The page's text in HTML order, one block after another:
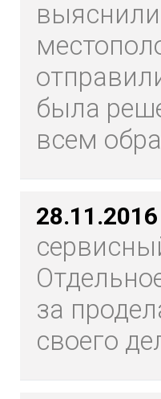
была
всем
28.11.2016
за
своего